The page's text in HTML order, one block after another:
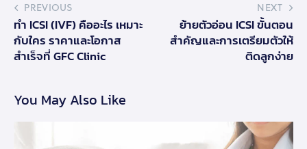
PREVIOUS
ทำ ICSI (IVF) คืออะไร เหมาะ
กับใคร ราคาและโอกาส
สำเร็จที่ GFC Clinic
NEXT
ย้ายตัวอ่อน ICSI ขั้นตอน
สำคัญและการเตรียมตัวให้
ติดลูกง่าย
You May Also Like